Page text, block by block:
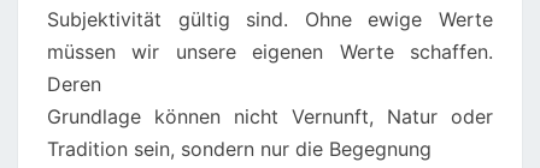
Subjektivität gültig sind. Ohne ewige Werte
müssen wir unsere eigenen Werte schaffen.
Deren
Grundlage können nicht Vernunft, Natur oder
Tradition sein, sondern nur die Begegnung